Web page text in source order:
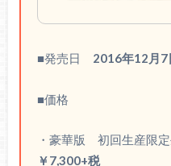
■発売日 2016年12月7
■価格
・豪華版 初回生産
￥7,300+税